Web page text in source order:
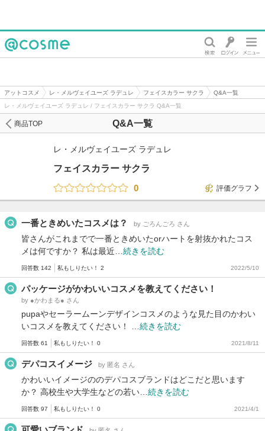
アットコスメ レ・メルヴェイユーズ ラデュレ フェイスカラー サクラ
Q&A一覧
レ・メルヴェイユーズ ラデュレ / フェイスカラー サクラ Q&A一覧
Q&A一覧
商品TOP
レ・メルヴェイユーズ ラデュレ
フェイスカラー サクラ
0
評価グラフ
一番ときめいたコスメは？ by ごろんごろ さん
皆さんがこれまでで一番ときめいたorハートを射抜かれたコス
メは何ですか？ 私は最近… 続きを読む
回答数 142 私もしりたい！ 2 2022/5/10
パッケージがかわいいコスメを教えてください！
by ●かわまる● さん
pupaやセーラームーンデザインコスメのような見た目のかわい
いコスメを教えてください！ … 続きを読む
回答数 61 私もしりたい！ 0 2021/8/11
デパコスイメージ by 匿名 さん
かわいいイメージののデパコスブランドはどこだと思います
か？ 高校生や大学生などの若い… 続きを読む
回答数 97 私もしりたい！ 0 2021/4/1